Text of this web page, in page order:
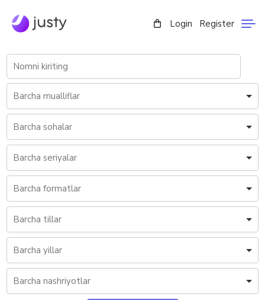
Login Register